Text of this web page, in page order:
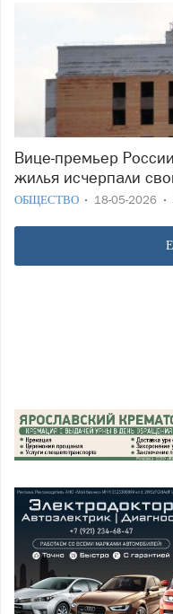
Вице-премьер России заявил, что застройщики
жилья исчерпали
ОБЩЕСТВО 18-05-2026